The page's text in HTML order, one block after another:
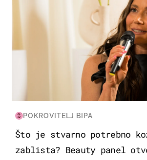
POKROVITELJ BIPA
Što je stvarno potrebno
zablista? Beauty panel